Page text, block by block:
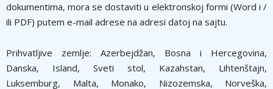
dokumentima, mora se dostaviti u elektronskoj formi (Word i /
ili PDF) putem e-mail adrese na adresi datoj na sajtu.
Prihvatljive zemlje: Azerbejdžan, Bosna i Hercegovina,
Danska, Island, Sveti stol, Kazahstan, Lihtenštajn,
Luksemburg, Malta, Monako, Nizozemska, Norveška,